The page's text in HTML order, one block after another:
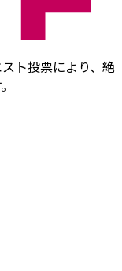
ト投票により、絶